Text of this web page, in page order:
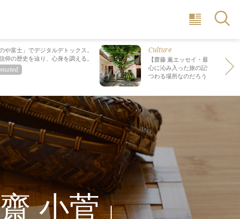
のや富士」でデジタルデトックス。
仰の歴史を辿り、心身を調える。
Culture
【齋藤 薫エッセイ・最終回】 最
心に沁み入った旅の記憶は なぜ“死
つわる場所なのだろう？
小菅」